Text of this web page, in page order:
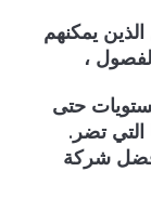
يمكنهم
،
حتى
التي تضر.
شركة